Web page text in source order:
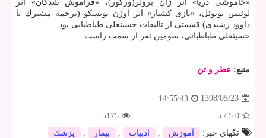
«خاموشی دریا» اثر ژان برولر(وركور)، «فراموش شدگان» اثر
لوئیس بونوئل، «بازی كشتار» اثر اوژن یونسكو (ترجمه مشترك با
داوود رشیدی) قسمتی از تالیفات حسینعلی طباطبایی بود.
حسینعلی طباطبائی، سومین نفر از سمت راست
منبع: عطر و تن
1398/05/23
14:55:43
5.0
/
5
5175
تگهای خبر:
آموزش ادبیات بیمار پزشك